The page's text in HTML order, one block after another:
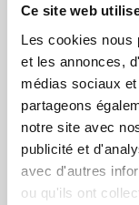
Ce site web
Les cookies nous
et les annonces,
médias sociaux
partageons
notre site avec
publicité et
avec d'autres
ou qu'ils ont
Page 1/ 5